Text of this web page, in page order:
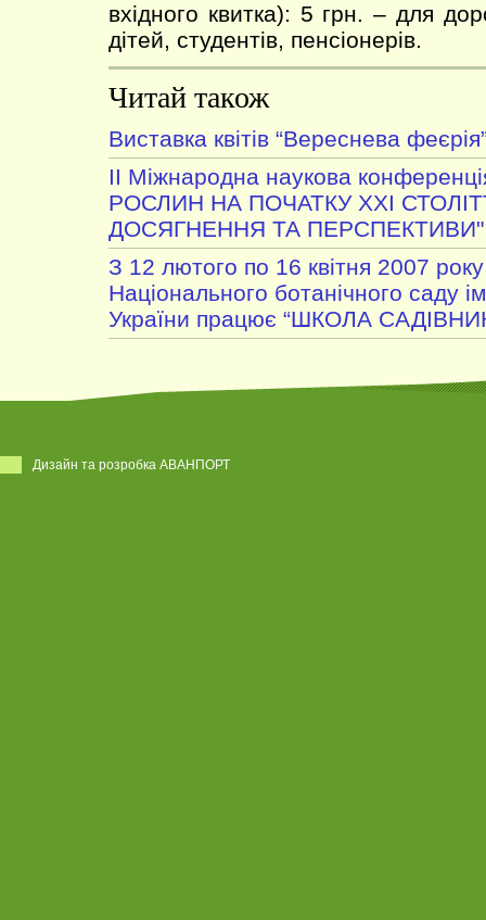
вхідного квитка): 5 грн. – для
дітей, студентів, пенсіонерів.
Читай також
Виставка квітів “Вереснева
ІІ Міжнародна наукова
РОСЛИН НА ПОЧАТКУ XXI
ДОСЯГНЕННЯ ТА ПЕРСПЕКТИВИ"
З 12 лютого по 16 квітня 2007
Національного ботанічного
України працює “ШКОЛА
Дизайн та розробка АВАНПОРТ